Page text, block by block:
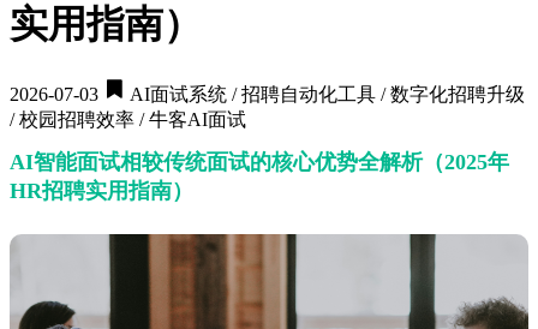
实用指南）
2026-07-03
AI面试系统 / 招聘自动化工具 / 数字化招聘升级
/ 校园招聘效率 / 牛客AI面试
AI智能面试相较传统面试的核心优势全解析（2025年
HR招聘实用指南）